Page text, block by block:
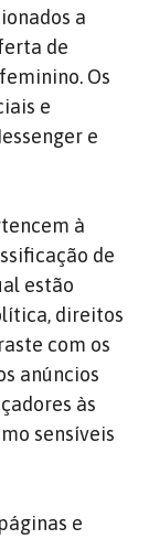
a
de
Os
e
e
à
de
estão
direitos
com os
anúncios
às
sensíveis
e